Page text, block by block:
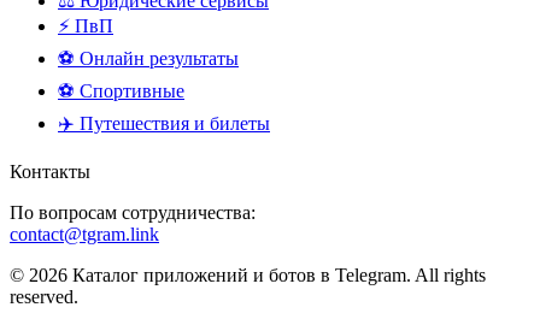
⚡ ПвП
⚽ Онлайн результаты
⚽ Спортивные
✈️ Путешествия и билеты
Контакты
По вопросам сотрудничества:
contact@tgram.link
© 2026 Каталог приложений и ботов в Telegram. All rights
reserved.